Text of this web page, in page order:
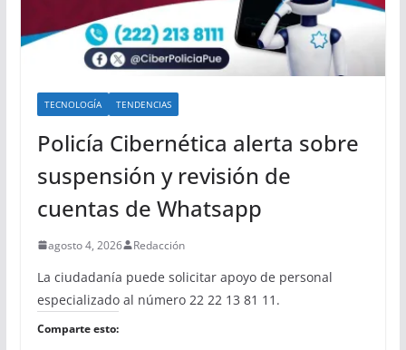
TECNOLOGÍA TENDENCIAS
Policía Cibernética alerta sobre
suspensión y revisión de
cuentas de Whatsapp
agosto 4, 2026 Redacción
La ciudadanía puede solicitar apoyo de personal
especializado al número 22 22 13 81 11.
Comparte esto: